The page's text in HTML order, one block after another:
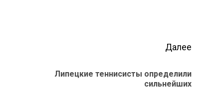
Далее
Липецкие теннисисты определили
сильнейших